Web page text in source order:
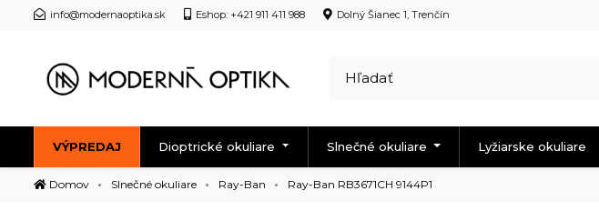
info@modernaoptika.sk Eshop: +421 911 411 988 Dolný Šianec 1, Trenčín
VÝPREDAJ Dioptrické okuliare Slnečné okuliare Lyžiarske okuliare
Domov Slnečné okuliare Ray-Ban Ray-Ban RB3671CH 9144P1